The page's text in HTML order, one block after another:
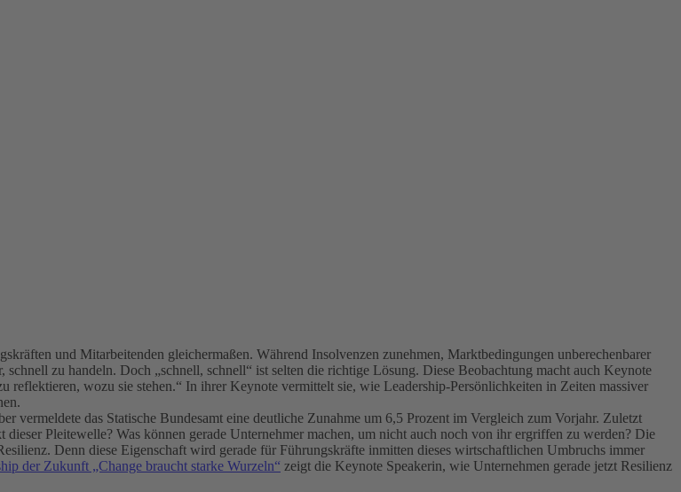
und Mitarbeitenden gleichermaßen. Während Insolvenzen zunehmen, Marktbedingungen unberechenbarer
zu handeln. Doch „schnell, schnell“ ist selten die richtige Lösung. Diese Beobachtung macht auch Keynote
reflektieren, wozu sie stehen.“ In ihrer Keynote vermittelt sie, wie Leadership-Persönlichkeiten in Zeiten massiver
das Statische Bundesamt eine deutliche Zunahme um 6,5 Prozent im Vergleich zum Vorjahr. Zuletzt
Pleitewelle? Was können gerade Unternehmer machen, um nicht auch noch von ihr ergriffen zu werden? Die
Denn diese Eigenschaft wird gerade für Führungskräfte inmitten dieses wirtschaftlichen Umbruchs immer
der Zukunft „Change braucht starke Wurzeln“ zeigt die Keynote Speakerin, wie Unternehmen gerade jetzt Resilienz